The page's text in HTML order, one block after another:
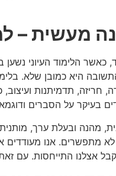
מעשית –
כאשר הלימוד העיוני
היא כמובן שלא.
תדמיתנות ועיצוב,
בעיקר על הסברים
מהנה ובעלת ערך,
מתפשרים. אנו מעודדים
אצלנו התייחסות. עם